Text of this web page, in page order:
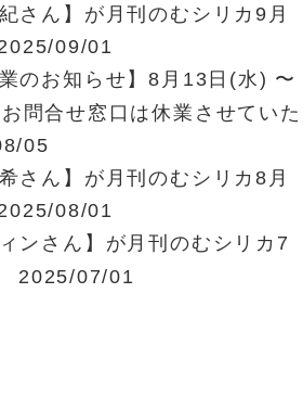
紀さん】が月刊のむシリカ9月
09/01
業のお知らせ】8月13日(水) 〜
問合せ窓口は休業させていた
05
希さん】が月刊のむシリカ8月
08/01
ィンさん】が月刊のむシリカ7
2025/07/01